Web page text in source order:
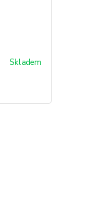
Skladem